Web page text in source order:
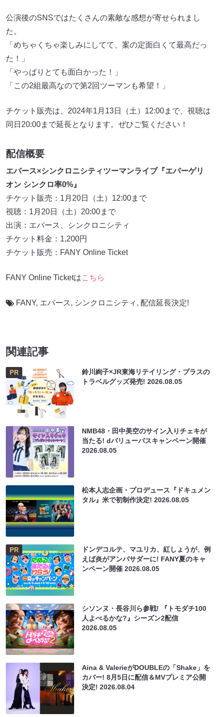
公演後のSNSではたくさんの素敵な感想が寄せられまし
た。
「めちゃくちゃ楽しみにしてて、案の定面白くて最高だっ
た！」
「やっぱりとても面白かった！」
「この2組最高なので第2回ツーマンも希望！」
チケット販売は、2024年1月13日（土）12:00まで、視聴は
同日20:00まで延長となります。ぜひご覧ください！
配信概要
エバース×シンクロニシティツーマンライブ『エバーゲリ
オン シンクロ率0%』
チケット販売：1月20日（土）12:00まで
視聴：1月20日（土）20:00まで
出演：エバース、シンクロニシティ
チケット料金：1,200円
チケット販売：FANY Online Ticket
FANY Online Ticketはこちら
FANY, エバース, シンクロニシティ , 配信延長決定!
関連記事
PR
鈴川絢子×JR東海リテイリング・プラスの
トラベルグッズ発売!2026.08.05
NMB48・田中美空のサイン入りチェキが
当たる! dバリューパスキャンペーン開催
2026.08.05
松本人志企画・プロデュース『ドキュメン
タル』米で初制作決定!2026.08.05
PR
ドンデコルテ、マユリカ、紅しょうが、例
えば炎がアンバサダーに! FANY夏のキャ
ンペーン開催2026.08.05
シソンヌ・長谷川ら参戦! 『トモダチ100
人よべるかな?』シーズン2配信
2026.08.05
Aina & ValerieがDOUBLEの「Shake」を
カバー! 8月5日に配信＆MVプレミア公開
決定!2026.08.04